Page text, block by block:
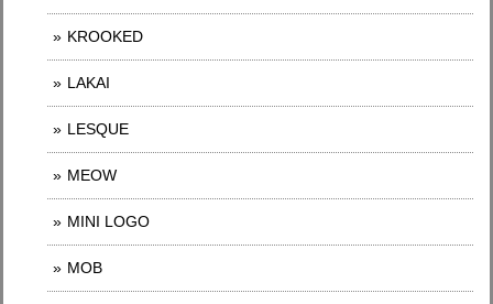
KROOKED
LAKAI
LESQUE
MEOW
MINI LOGO
MOB